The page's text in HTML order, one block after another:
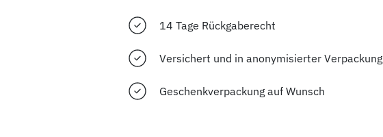
14 Tage Rückgaberecht
Versichert und in anonymisierter Verpackung
Geschenkverpackung auf Wunsch